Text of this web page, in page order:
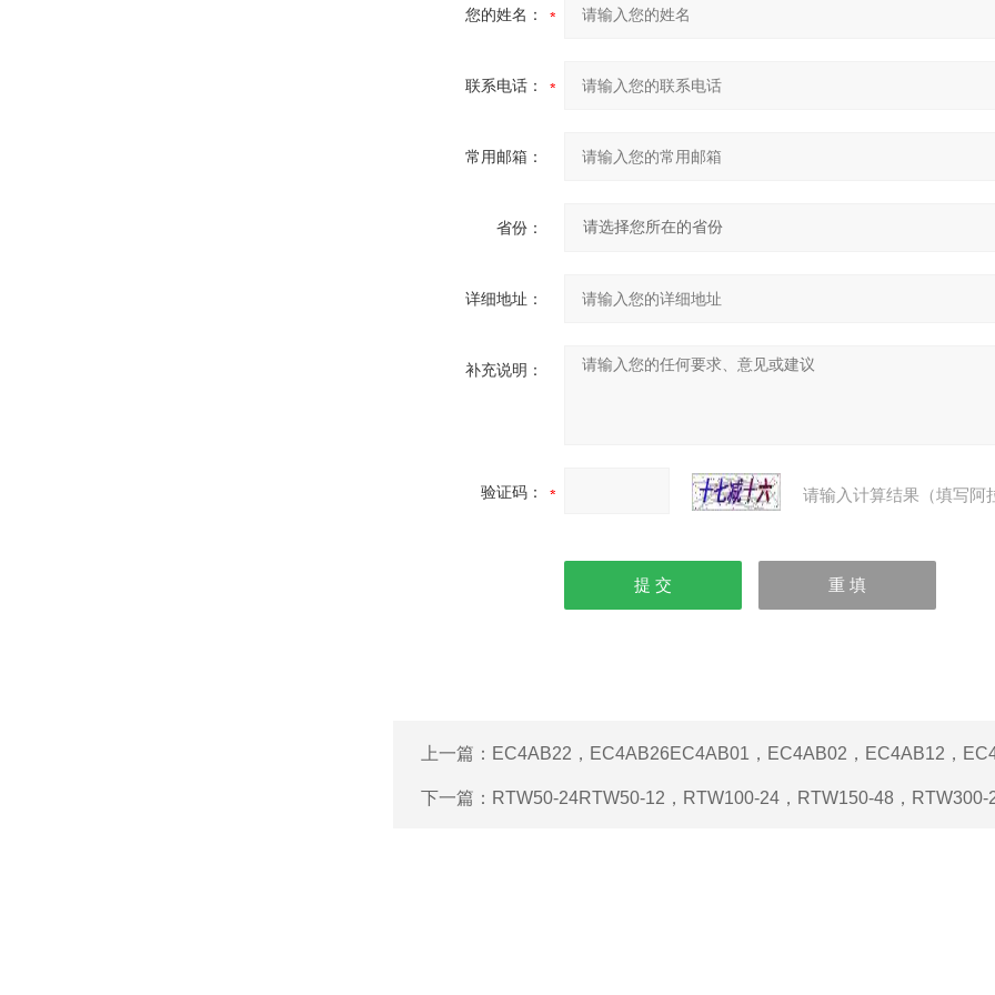
您的姓名：
联系电话：
常用邮箱：
省份：
详细地址：
补充说明：
验证码： 请输入计算结果（填写阿
上一篇： EC4AB22，EC4AB26EC4AB01，EC4AB02，EC4AB12，
下一篇： RTW50-24RTW50-12，RTW100-24，RTW150-48，RTW300-